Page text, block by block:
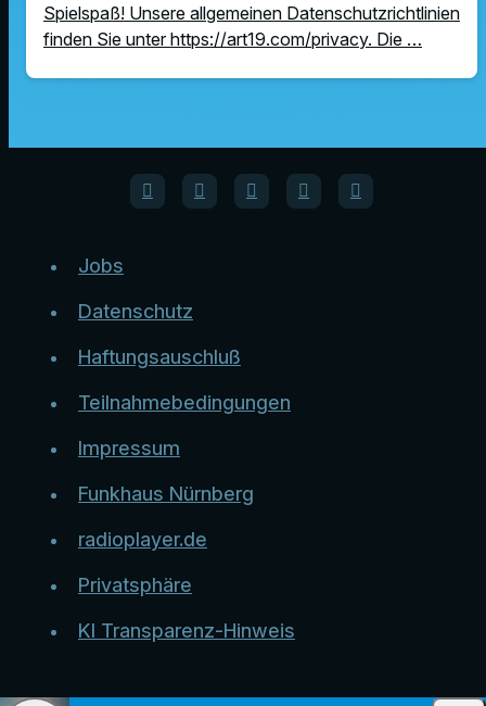
Spielspaß! Unsere allgemeinen Datenschutzrichtlinien
finden Sie unter https://art19.com/privacy. Die …
Jobs
Datenschutz
Haftungsauschluß
Teilnahmebedingungen
Impressum
Funkhaus Nürnberg
radioplayer.de
Privatsphäre
KI Transparenz-Hinweis